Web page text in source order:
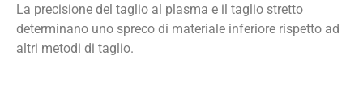
La precisione del taglio al plasma e il taglio stretto
determinano uno spreco di materiale inferiore rispetto ad
altri metodi di taglio.